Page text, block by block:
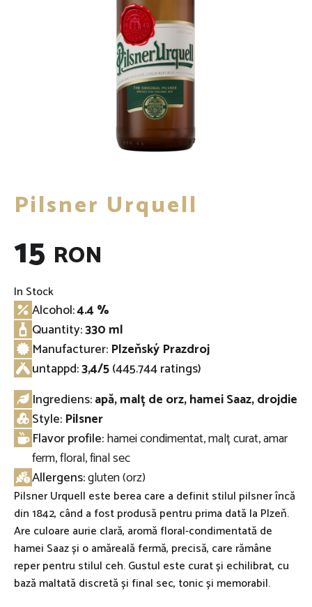
Pilsner Urquell
15 RON
In Stock
Alcohol:4.4 %
Quantity:330 ml
Manufacturer: Plzeňský Prazdroj
untappd:3,4/5(445.744 ratings)
Ingrediens:apă, malț de orz, hamei Saaz, drojdie
Style: Pilsner
Flavor profile:hamei condimentat, malț curat, amar
ferm, floral, final sec
Allergens:gluten (orz)
Pilsner Urquell este berea care a definit stilul pilsner încă
din 1842, când a fost produsă pentru prima dată la Plzeň.
Are culoare aurie clară, aromă floral-condimentată de
hamei Saaz și o amăreală fermă, precisă, care rămâne
reper pentru stilul ceh. Gustul este curat și echilibrat, cu
bază maltată discretă și final sec, tonic și memorabil.